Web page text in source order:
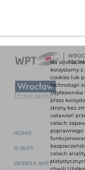
HOME
O WPT
OFERTA WPT
Na stronie
korzystamy
cookies lub
technologii
Użytkownika
przez
strony bez
ustawień
celach
poprawnego
celach
chwili